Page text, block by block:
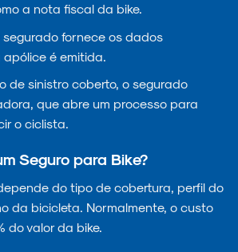
a nota fiscal da bike.
fornece os dados
é emitida.
de sinistro coberto, o segurado
que abre um processo para
o ciclista.
Seguro para Bike?
do tipo de cobertura, perfil do
da bicicleta. Normalmente, o custo
do valor da bike.